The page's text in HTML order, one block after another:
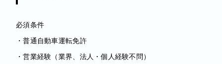
必須条件
・普通自動車運転免許
・営業経験（業界、法人・個人経験不問）